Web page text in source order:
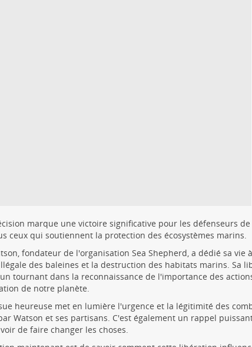
marque une victoire significative pour les défenseurs
ceux qui soutiennent la protection des écosystèmes marins.
fondateur de l'organisation Sea Shepherd, a dédié sa vie
des baleines et la destruction des habitats marins. Sa
tournant dans la reconnaissance de l'importance des
de notre planète.
heureuse met en lumière l'urgence et la légitimité des
Watson et ses partisans. C'est également un rappel
de faire changer les choses.